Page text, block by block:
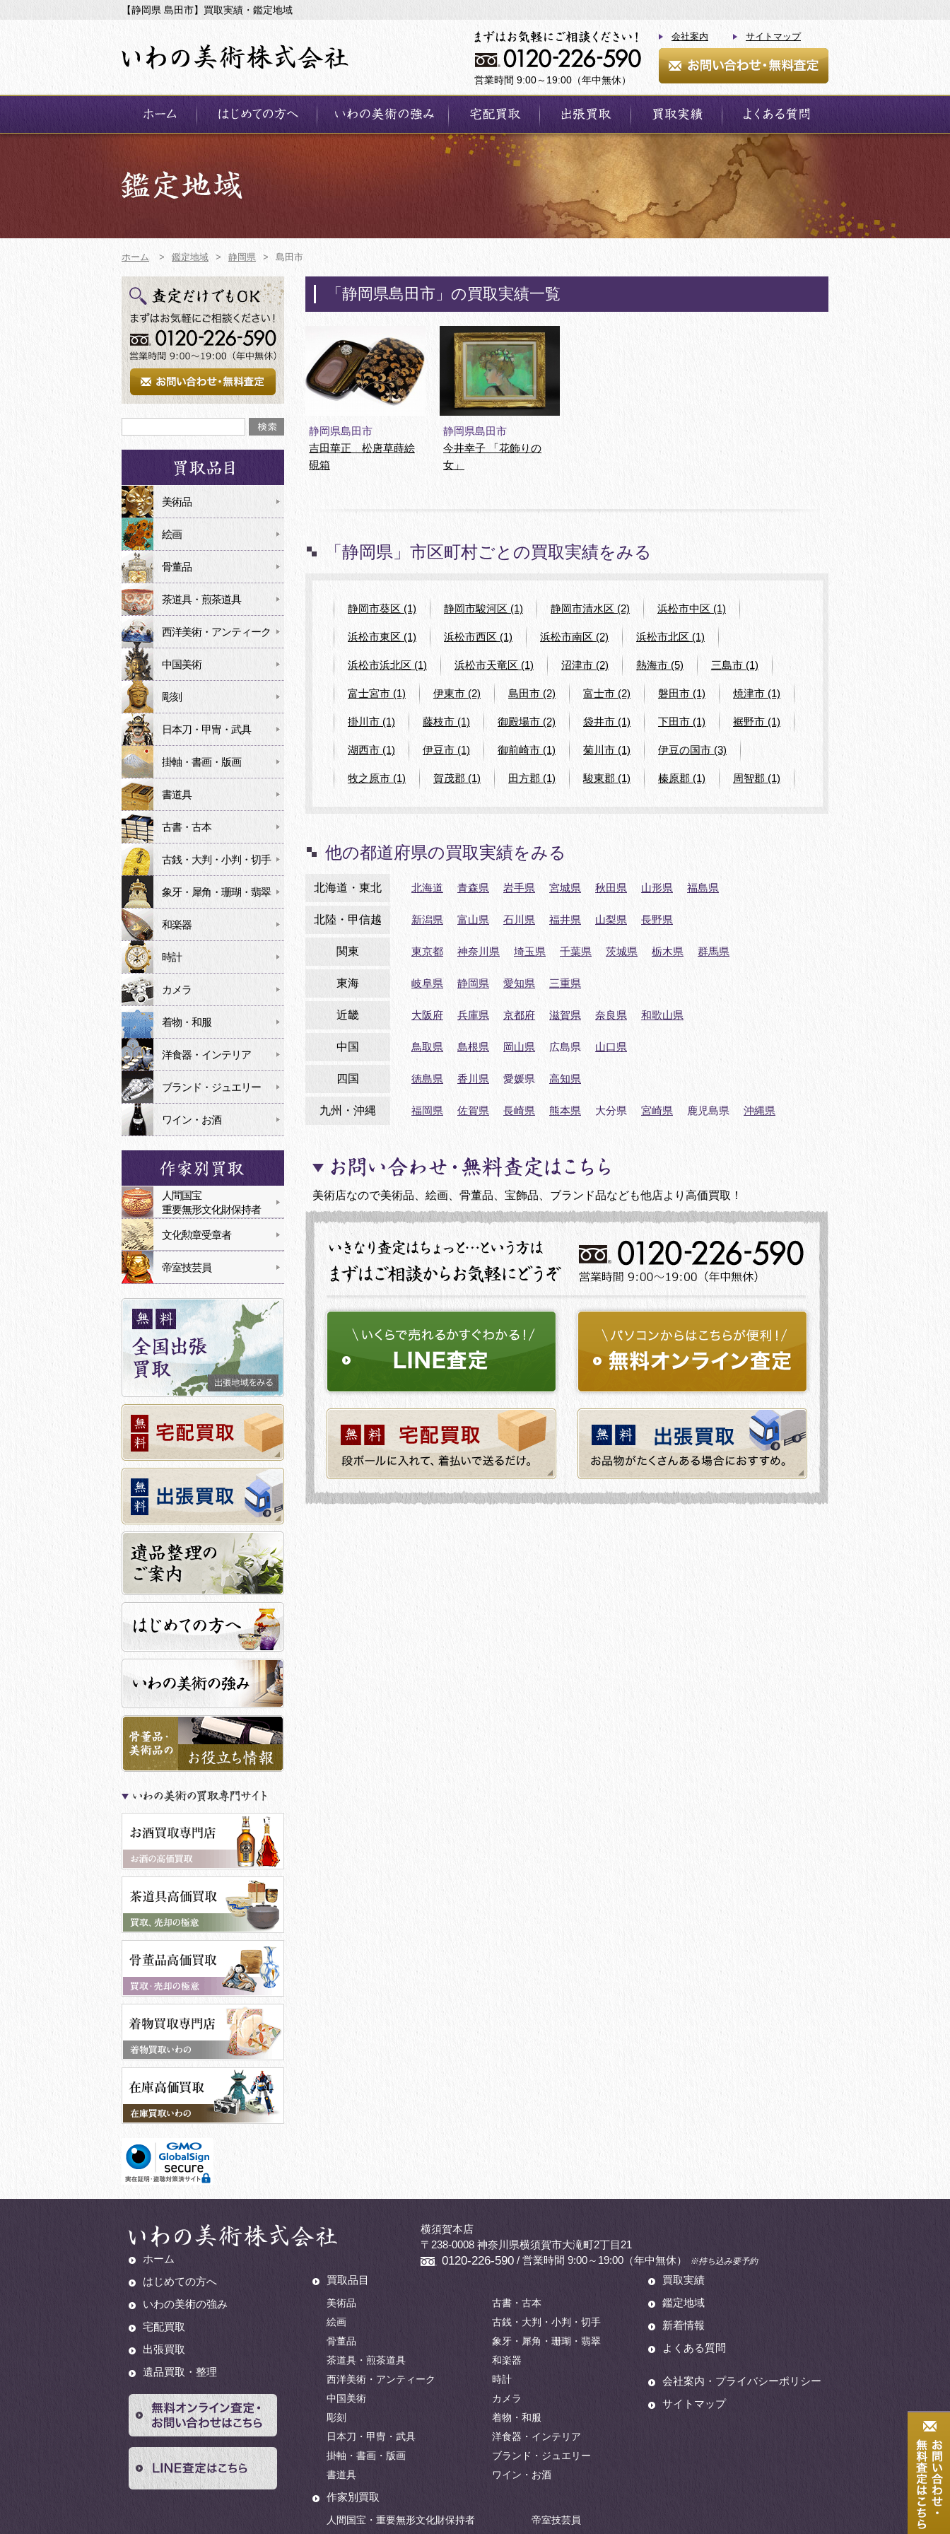
【静岡県 島田市】買取実績・鑑定地域
営業時間 9:00～19:00（年中無休）
会社案内 サイトマップ
ホーム > 鑑定地域 > 静岡県 > 島田市
「静岡県島田市」の買取実績一覧
静岡県島田市
吉田華正 松唐草蒔絵
硯箱
静岡県島田市
今井幸子 「花飾りの
女」
「静岡県」市区町村ごとの買取実績をみる
静岡市葵区 (1) 静岡市駿河区 (1) 静岡市清水区 (2) 浜松市中区 (1)
浜松市東区 (1) 浜松市西区 (1) 浜松市南区 (2) 浜松市北区 (1)
浜松市浜北区 (1) 浜松市天竜区 (1) 沼津市 (2) 熱海市 (5) 三島市 (1)
富士宮市 (1) 伊東市 (2) 島田市 (2) 富士市 (2) 磐田市 (1) 焼津市 (1)
掛川市 (1) 藤枝市 (1) 御殿場市 (2) 袋井市 (1) 下田市 (1) 裾野市 (1)
湖西市 (1) 伊豆市 (1) 御前崎市 (1) 菊川市 (1) 伊豆の国市 (3)
牧之原市 (1) 賀茂郡 (1) 田方郡 (1) 駿東郡 (1) 榛原郡 (1) 周智郡 (1)
他の都道府県の買取実績をみる
北海道・東北 北海道 青森県 岩手県 宮城県 秋田県 山形県 福島県
北陸・甲信越 新潟県 富山県 石川県 福井県 山梨県 長野県
関東 東京都 神奈川県 埼玉県 千葉県 茨城県 栃木県 群馬県
東海 岐阜県 静岡県 愛知県 三重県
近畿 大阪府 兵庫県 京都府 滋賀県 奈良県 和歌山県
中国 鳥取県 島根県 岡山県 広島県 山口県
四国 徳島県 香川県 愛媛県 高知県
九州・沖縄 福岡県 佐賀県 長崎県 熊本県 大分県 宮崎県 鹿児島県 沖縄県
美術店なので美術品、絵画、骨董品、宝飾品、ブランド品なども他店より高価買取！
美術品
絵画
骨董品
茶道具・煎茶道具
西洋美術・アンティーク
中国美術
彫刻
日本刀・甲冑・武具
掛軸・書画・版画
書道具
古書・古本
古銭・大判・小判・切手
象牙・犀角・珊瑚・翡翠
和楽器
時計
カメラ
着物・和服
洋食器・インテリア
ブランド・ジュエリー
ワイン・お酒
人間国宝
重要無形文化財保持者
文化勲章受章者
帝室技芸員
横須賀本店
〒238-0008 神奈川県横須賀市大滝町2丁目21
0120-226-590 / 営業時間 9:00～19:00（年中無休） ※持ち込み要予約
ホーム
はじめての方へ
いわの美術の強み
宅配買取
出張買取
遺品買取・整理
買取品目
美術品
絵画
骨董品
茶道具・煎茶道具
西洋美術・アンティーク
中国美術
彫刻
日本刀・甲冑・武具
掛軸・書画・版画
書道具
古書・古本
古銭・大判・小判・切手
象牙・犀角・珊瑚・翡翠
和楽器
時計
カメラ
着物・和服
洋食器・インテリア
ブランド・ジュエリー
ワイン・お酒
買取実績
鑑定地域
新着情報
よくある質問
会社案内・プライバシーポリシー
サイトマップ
作家別買取
人間国宝・重要無形文化財保持者
帝室技芸員